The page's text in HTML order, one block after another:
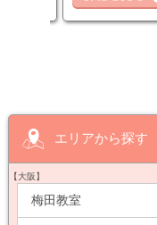
エリアから探す
【大阪】
梅田教室